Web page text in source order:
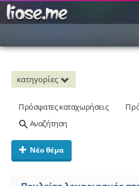
κατηγορίες
Πρόσφατες καταχωρήσεις
Αναζήτηση
Νέο θέμα